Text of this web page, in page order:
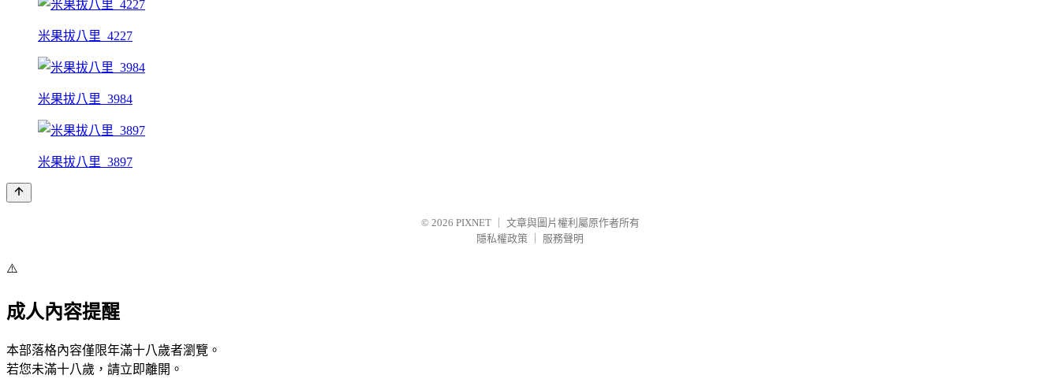
米果拔八里_4227
米果拔八里_3984
米果拔八里_3897
© 2026 PIXNET
文章與圖片權利屬原作者所有
隱私權政策
服務聲明
⚠️
成人內容提醒
本部落格內容僅限年滿十八歲者瀏覽。
若您未滿十八歲，請立即離開。